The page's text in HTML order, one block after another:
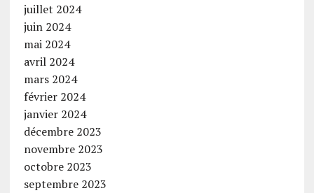
juillet 2024
juin 2024
mai 2024
avril 2024
mars 2024
février 2024
janvier 2024
décembre 2023
novembre 2023
octobre 2023
septembre 2023